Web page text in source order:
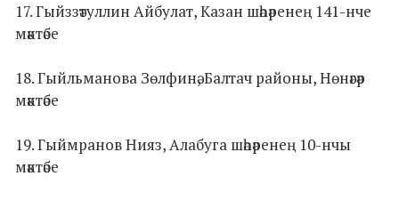
17. Гыйззәтуллин Айбулат, Казан шәһәренең 141-нче
мәктәбе
18. Гыйльманова Зөлфинә, Балтач районы, Нөнәгәр
мәктәбе
19. Гыймранов Нияз, Алабуга шәһәренең 10-нчы
мәктәбе